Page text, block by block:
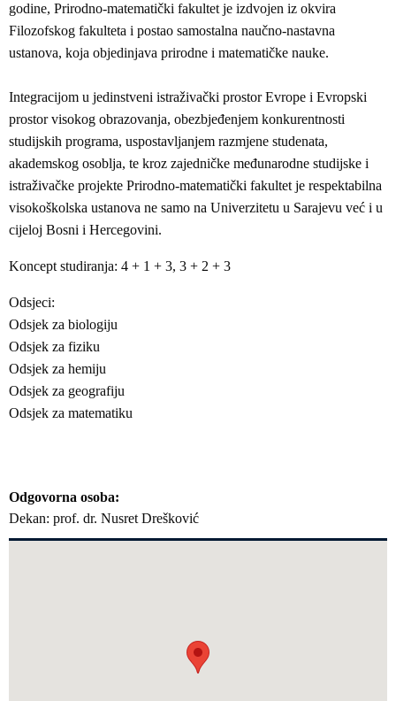
godine, Prirodno-matematički fakultet je izdvojen iz okvira
Filozofskog fakulteta i postao samostalna naučno-nastavna
ustanova, koja objedinjava prirodne i matematičke nauke.
Integracijom u jedinstveni istraživački prostor Evrope i Evropski
prostor visokog obrazovanja, obezbjeđenjem konkurentnosti
studijskih programa, uspostavljanjem razmjene studenata,
akademskog osoblja, te kroz zajedničke međunarodne studijske i
istraživačke projekte Prirodno-matematički fakultet je respektabilna
visokoškolska ustanova ne samo na Univerzitetu u Sarajevu već i u
cijeloj Bosni i Hercegovini.
Koncept studiranja: 4 + 1 + 3, 3 + 2 + 3
Odsjeci:
Odsjek za biologiju
Odsjek za fiziku
Odsjek za hemiju
Odsjek za geografiju
Odsjek za matematiku
Odgovorna osoba
Dekan: prof. dr. Nusret Drešković